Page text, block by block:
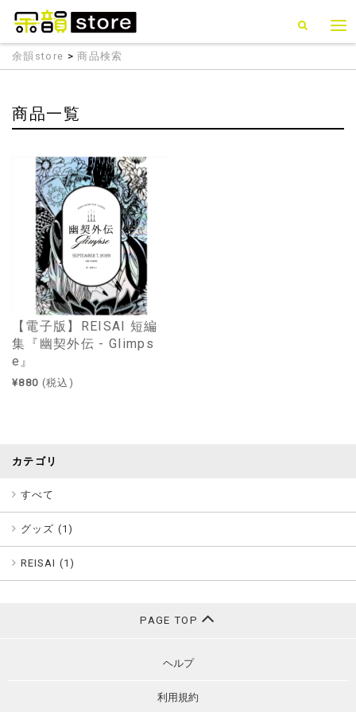
余韻store >商品検索
商品一覧
【電子版】REISAI 短編
集『幽契外伝 - Glimps
e』
¥880 (税込)
カテゴリ
すべて
グッズ (1)
REISAI (1)
PAGE TOP
ヘルプ
利用規約